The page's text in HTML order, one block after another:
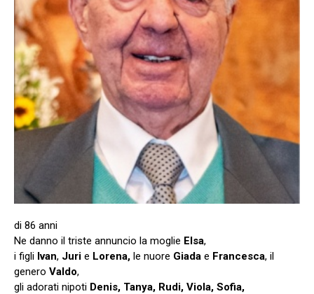
di 86 anni
Ne danno il triste annuncio la moglie Elsa,
i figli Ivan, Juri e Lorena, le nuore Giada e Francesca, il
genero Valdo,
gli adorati nipoti Denis, Tanya, Rudi, Viola, Sofia,